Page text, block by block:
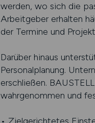
werden, wo sich die
Arbeitgeber erhalten
der Termine und
Darüber hinaus
Personalplanung.
erschließen.
wahrgenommen und